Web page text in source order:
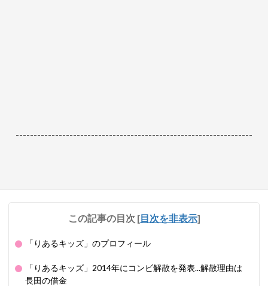
------------------------------------------------------------------
この記事の目次 [目次を非表示]
「りあるキッズ」のプロフィール
「りあるキッズ」2014年にコンビ解散を発表...解散理由は
長田の借金